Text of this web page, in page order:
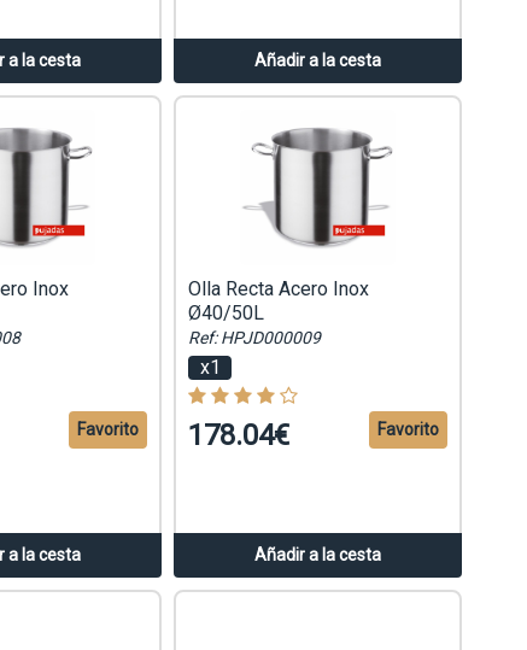
a la cesta Añadir a la cesta
Inox
a la cesta
Favorito
Olla Recta Acero Inox
Ø40/50L
Ref: HPJD000009
x1
178.04€
Añadir a la cesta
Favorito